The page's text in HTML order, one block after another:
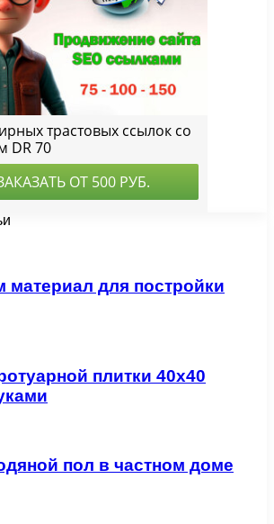
для постройки
плитки 40х40
пол в частном доме